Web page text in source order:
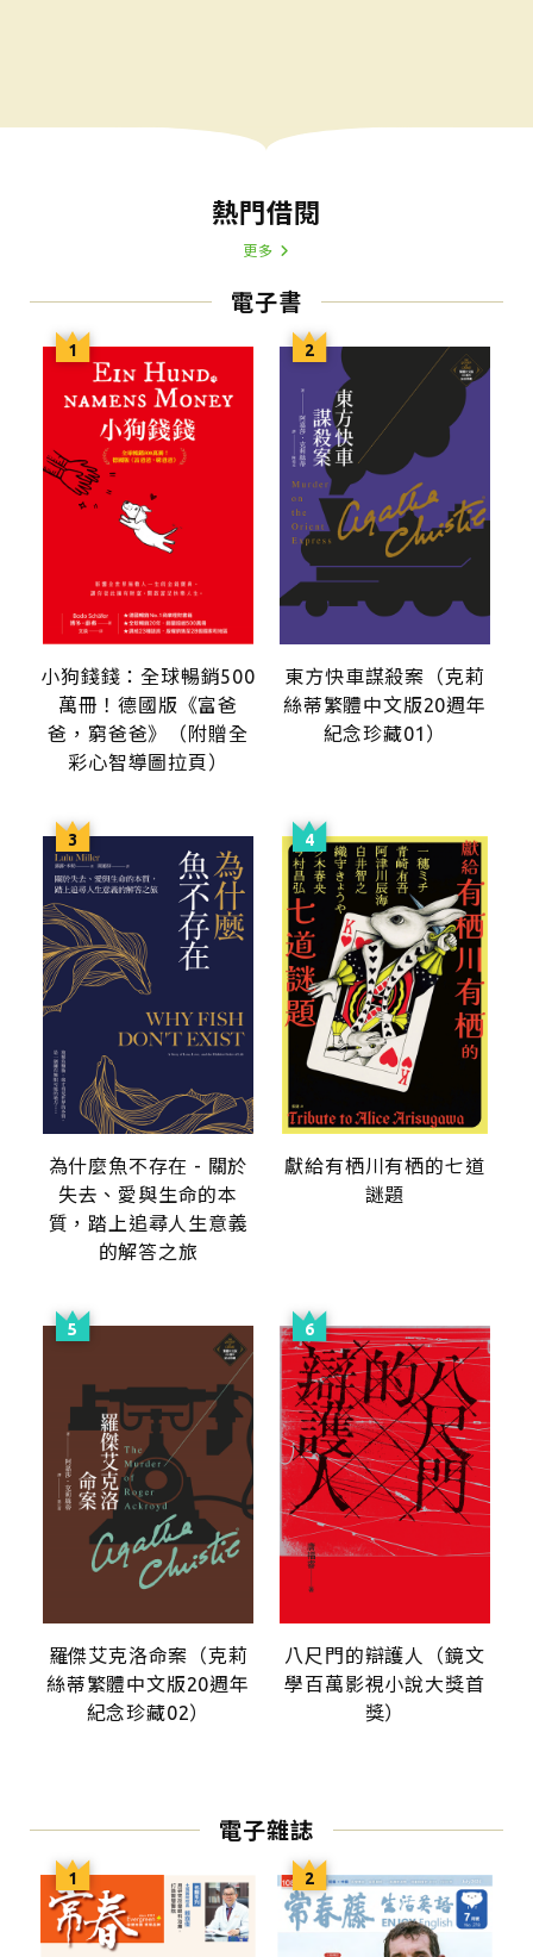
熱門借閱
更多
電子書
小狗錢錢：全球暢銷500
萬冊！德國版《富爸
爸，窮爸爸》（附贈全
彩心智導圖拉頁）
東方快車謀殺案（克莉
絲蒂繁體中文版20週年
紀念珍藏01）
為什麼魚不存在 - 關於
失去、愛與生命的本
質，踏上追尋人生意義
的解答之旅
獻給有栖川有栖的七道
謎題
羅傑艾克洛命案（克莉
絲蒂繁體中文版20週年
紀念珍藏02）
八尺門的辯護人（鏡文
學百萬影視小說大獎首
獎）
電子雜誌